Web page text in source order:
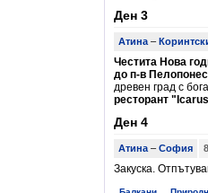
Ден 3
Атина –
Честита Нова
до п-в Пелопонес
древен град с
ресторант
Ден 4
Атина – София
Закуска.